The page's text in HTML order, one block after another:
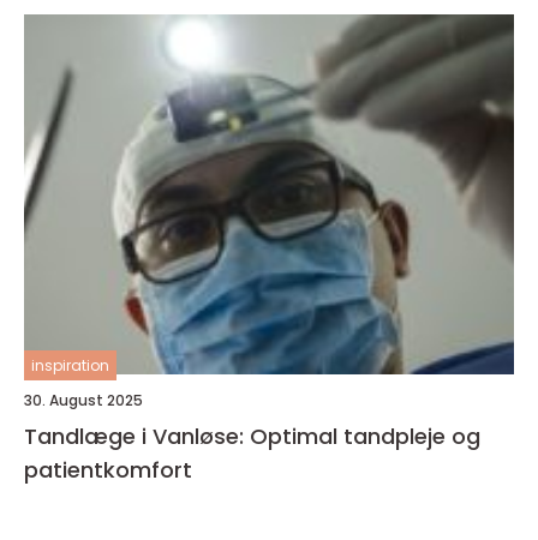
inspiration
30. August 2025
Tandlæge i Vanløse: Optimal tandpleje og
patientkomfort